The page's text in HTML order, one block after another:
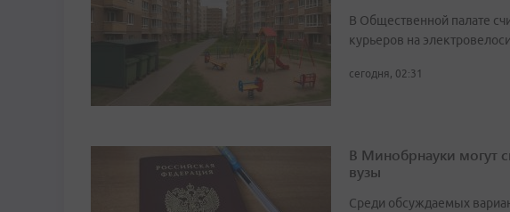
В Общественной палате
курьеров на
сегодня, 02:31
В Минобрнауки могут
вузы
Среди обсуждаемых